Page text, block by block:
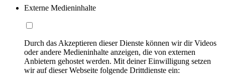
Externe Medieninhalte
Durch das Akzeptieren dieser Dienste können wir dir Videos
oder andere Medieninhalte anzeigen, die von externen
Anbietern gehostet werden. Mit deiner Einwilligung setzen
wir auf dieser Webseite folgende Drittdienste ein: